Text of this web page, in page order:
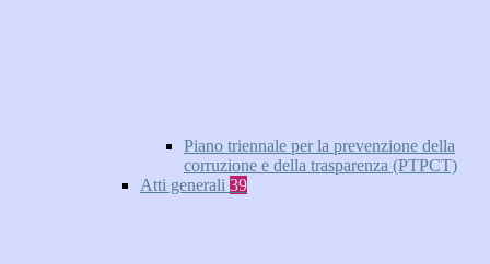
Piano triennale per la prevenzione della
corruzione e della trasparenza (PTPCT)
Atti generali 39